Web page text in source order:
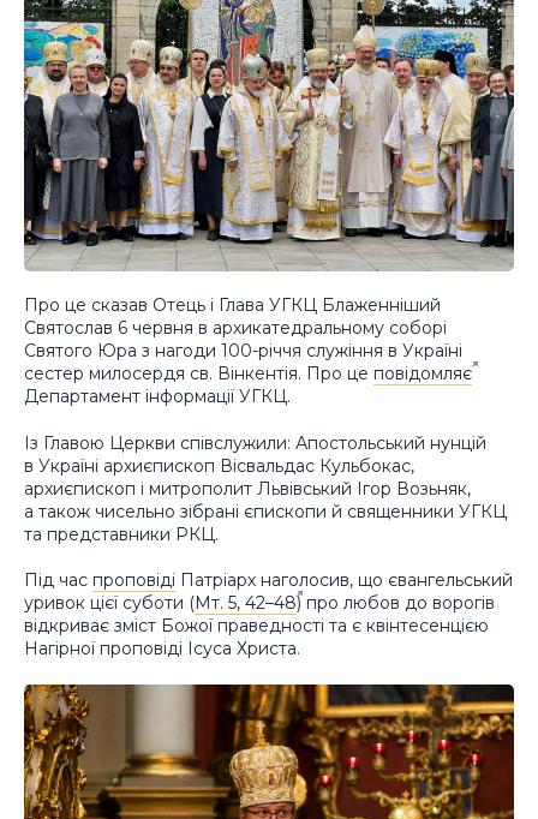
Про це сказав Отець і Глава УГКЦ Блаженніший
Святослав 6 червня в архикатедральному соборі
Святого Юра з нагоди 100-річчя служіння в Україні
сестер милосердя св. Вінкентія. Про це повідомляє
Департамент інформації УГКЦ.
Із Главою Церкви співслужили: Апостольський нунцій
в Україні архиєпископ Вісвальдас Кульбокас,
архиєпископ і митрополит Львівський Ігор Возьняк,
а також чисельно зібрані єпископи й священники УГКЦ
та представники РКЦ.
Під час проповіді Патріарх наголосив, що євангельський
уривок цієї суботи (Мт. 5, 42–48) про любов до ворогів
відкриває зміст Божої праведності та є квінтесенцією
Нагірної проповіді Ісуса Христа.